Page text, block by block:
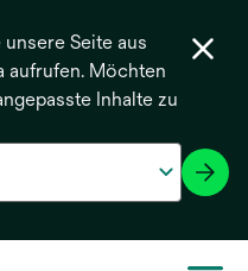
Seite aus
aufrufen. Möchten
Inhalte zu